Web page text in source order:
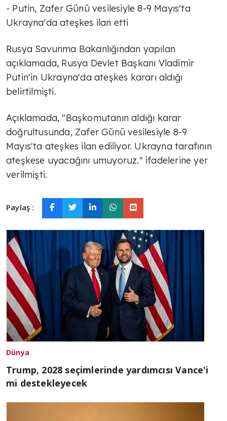
- Putin, Zafer Günü vesilesiyle 8-9 Mayıs'ta
Ukrayna'da ateşkes ilan etti
Rusya Savunma Bakanlığından yapılan
açıklamada, Rusya Devlet Başkanı Vladimir
Putin'in Ukrayna'da ateşkes kararı aldığı
belirtilmişti.
Açıklamada, "Başkomutanın aldığı karar
doğrultusunda, Zafer Günü vesilesiyle 8-9
Mayıs'ta ateşkes ilan ediliyor. Ukrayna tarafının
ateşkese uyacağını umuyoruz." ifadelerine yer
verilmişti.
Paylaş :
Dünya
Trump, 2028 seçimlerinde yardımcısı Vance'i
mi destekleyecek